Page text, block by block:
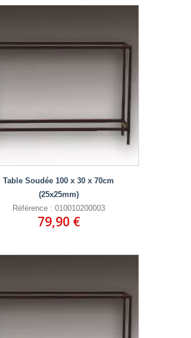
Table Soudée 100 x 30 x 70cm
(25x25mm)
Référence : 010010200003
79,90 €